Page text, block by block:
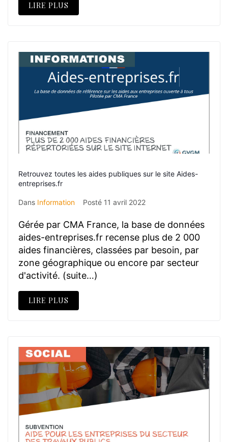
LIRE PLUS
Retrouvez toutes les aides publiques sur le site Aides-
entreprises.fr
Dans Information Posté 11 avril 2022
Gérée par CMA France, la base de données
aides-entreprises.fr recense plus de 2 000
aides financières, classées par besoin, par
zone géographique ou encore par secteur
d'activité. (suite…)
LIRE PLUS